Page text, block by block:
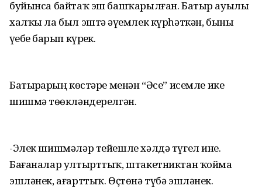
буйынса байтаҡ эш башҡарылған. Батыр ауылы
халҡы ла был эштә әүҙемлек күрһәткән, быны
үҙебеҙ барып күрҙек.
Батырҙарҙың көстәре менән “Әсе” исемле ике
шишмә төҙөкләндерелгән.
-Элек шишмәләр тейешле хәлдә түгел ине.
Бағаналар ултырттыҡ, штакетниктан ҡойма
эшләнек, ағарттыҡ. Өҫтөнә түбә эшләнек.